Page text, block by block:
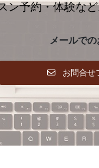
ン予約・体験な
メールで
お問合せ